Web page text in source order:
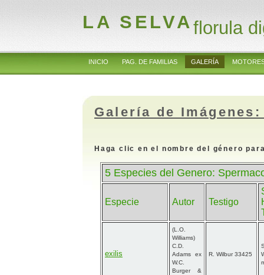
LA SELVAflorula
INICIO PAG. DE FAMILIAS GALERÍA
Galería de
Haga clic en el nombre del género
5 Especies del Genero:
Especie Autor Testigo
exilis
(L.O.
Williams)
C.D.
Adams ex
W.C.
Burger &
R. Wilbur 33425